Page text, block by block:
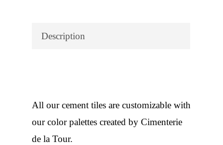
Description
All our cement tiles are customizable with
our color palettes created by Cimenterie
de la Tour.